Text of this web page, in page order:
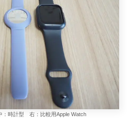
時計型 右：比較用Apple Watch